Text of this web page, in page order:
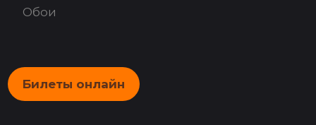
Обои
Билеты онлайн